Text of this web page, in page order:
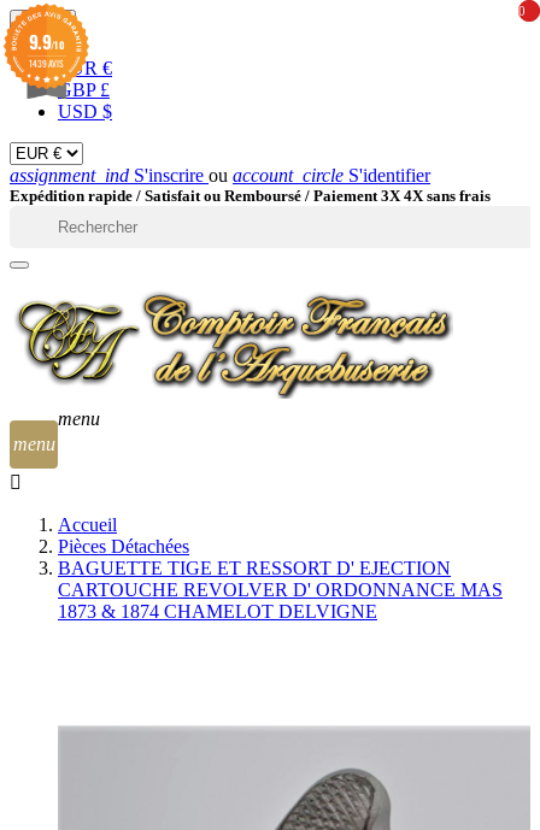
EUR 
EUR €
GBP £
USD $
assignment_ind S'inscrire ou account_circle S'identifier
Expédition rapide / Satisfait ou Remboursé / Paiement 3X 4X sans frais
menu
0
0
menu
Accueil
Pièces Détachées
BAGUETTE TIGE ET RESSORT D' EJECTION
CARTOUCHE REVOLVER D' ORDONNANCE MAS
1873 & 1874 CHAMELOT DELVIGNE
9.9/10
1439 AVIS